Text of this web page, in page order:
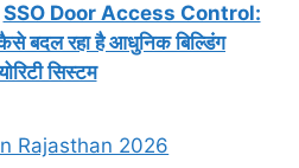
SSO Door Access Control:
रहा है आधुनिक बिल्डिंग
सिस्टम
Rajasthan 2026